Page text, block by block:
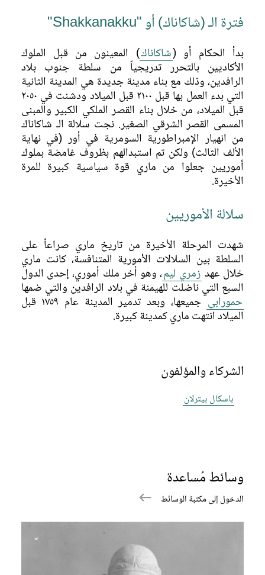
ماري خلال الأزمة السورية
فترة الـ (شاكاناك) أو "Shakkanakku"
بدأ الحكام أو (شاكاناك) المعينون من قبل الملوك
الأكاديين بالتحرر تدريجياً من سلطة جنوب بلاد
الرافدين، وذلك مع بناء مدينة جديدة هي المدينة الثانية
التي بدء العمل بها قبل ٢١٠٠ قبل الميلاد ودشنت في ٢٠٥٠
قبل الميلاد، من خلال بناء القصر الملكي الكبير والمبنى
المسمى القصر الشرقي الصغير. نجت سلالة الـ شاكاناك
من انهيار الإمبراطورية السومرية في أور (في نهاية
الألف الثالث) ولكن تم استبدالهم بظروف غامضة بملوك
أموريين جعلوا من ماري قوة سياسية كبيرة للمرة
الأخيرة.
سلالة الأموريين
شهدت المرحلة الأخيرة من تاريخ ماري صراعاً على
السلطة بين السلالات الأمورية المتنافسة، كانت ماري
خلال عهد زمري ليم، وهو أخر ملك أموري، إحدى الدول
السبع التي ناضلت للهيمنة في بلاد الرافدين والتي ضمها
حمورابي جميعها، وبعد تدمير المدينة عام ١٧٥٩ قبل
الميلاد انتهت ماري كمدينة كبيرة.
الشركاء والمؤلفون
باسكال بيترلان
وسائط مُساعدة
الدخول إلى مكتبة الوسائط